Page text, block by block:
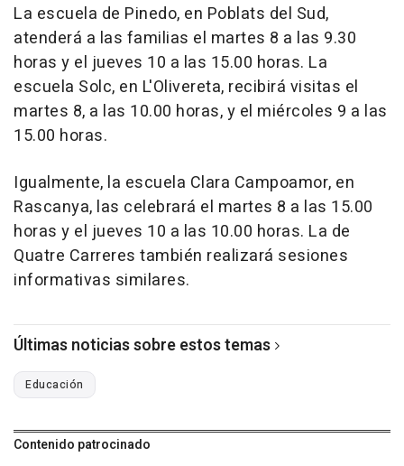
La escuela de Pinedo, en Poblats del Sud,
atenderá a las familias el martes 8 a las 9.30
horas y el jueves 10 a las 15.00 horas. La
escuela Solc, en L'Olivereta, recibirá visitas el
martes 8, a las 10.00 horas, y el miércoles 9 a las
15.00 horas.
Igualmente, la escuela Clara Campoamor, en
Rascanya, las celebrará el martes 8 a las 15.00
horas y el jueves 10 a las 10.00 horas. La de
Quatre Carreres también realizará sesiones
informativas similares.
Últimas noticias sobre estos temas
Educación
Contenido patrocinado